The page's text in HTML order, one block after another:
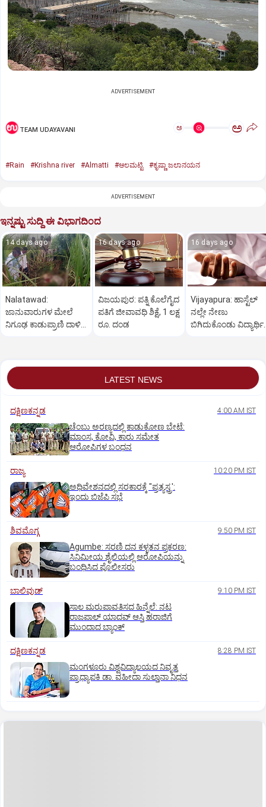
ADVERTISEMENT
TEAM UDAYAVANI ಅ ಅ
#Rain #Krishna river #Almatti #ಆಲಮಟ್ಟಿ #ಕೃಷ್ಣಾ ಜಲಾನಯನ
ADVERTISEMENT
ಇನ್ನಷ್ಟು ಸುದ್ದಿ ಈ ವಿಭಾಗದಿಂದ
14 days ago
Nalatawad:
ಜಾನುವಾರುಗಳ ಮೇಲೆ
ನಿಗೂಢ ಕಾಡುಪ್ರಾಣಿ ದಾಳಿ,
16 days ago
ವಿಜಯಪುರ: ಪತ್ನಿ ಕೊಲೆಗೈದ
ಪತಿಗೆ ಜೀವಾವಧಿ ಶಿಕ್ಷೆ, 1 ಲಕ್ಷ
ರೂ. ದಂಡ
16 days ago
Vijayapura: ಹಾಸ್ಟೆಲ್
ನಲ್ಲೇ ನೇಣು
ಬಿಗಿದುಕೊಂಡು ವಿದ್ಯಾರ್ಥಿ
LATEST NEWS
ದಕ್ಷಿಣಕನ್ನಡ 4:00 AM IST
ಚೆಂಬು ಅರಣ್ಯದಲ್ಲಿ ಕಾಡುಕೋಣ ಬೇಟೆ:
ಮಾಂಸ, ಕೋವಿ, ಕಾರು ಸಮೇತ
ಆರೋಪಿಗಳ ಬಂಧನ
ರಾಜ್ಯ 10:20 PM IST
ಅಧಿವೇಶನದಲ್ಲಿ ಸರಕಾರಕ್ಕೆ "ಪ್ರತ್ಯಸ್ತ್ರ':
ಇಂದು ಬಿಜೆಪಿ ಸಭೆ
ಶಿವಮೊಗ್ಗ 9:50 PM IST
Agumbe: ಸರಣಿ ದನ ಕಳ್ಳತನ ಪ್ರಕರಣ:
ಸಿನಿಮೀಯ ಶೈಲಿಯಲ್ಲಿ ಆರೋಪಿಯನ್ನು
ಬಂಧಿಸಿದ ಪೊಲೀಸರು
ಬಾಲಿವುಡ್‌ 9:10 PM IST
ಸಾಲ ಮರುಪಾವತಿಸದ ಹಿನ್ನೆಲೆ: ನಟ
ರಾಜಪಾಲ್ ಯಾದವ್‌ ಆಸ್ತಿ ಹರಾಜಿಗೆ
ಮುಂದಾದ ಬ್ಯಾಂಕ್
ದಕ್ಷಿಣಕನ್ನಡ 8:28 PM IST
ಮಂಗಳೂರು ವಿಶ್ವವಿದ್ಯಾಲಯದ ನಿವೃತ್ತ
ಪ್ರಾಧ್ಯಾಪಕಿ ಡಾ. ವಹೀದಾ ಸುಲ್ತಾನಾ ನಿಧನ